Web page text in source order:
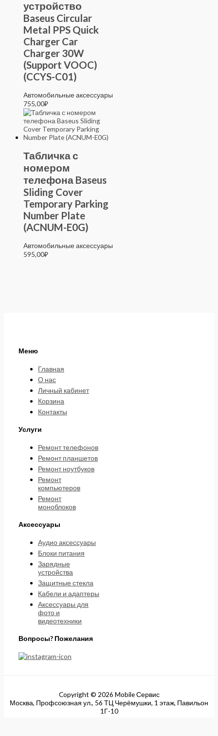
устройство
Baseus Circular
Metal PPS Quick
Charger Car
Charger 30W
(Support VOOC)
(CCYS-C01)
Автомобильные аксессуары
755,00₽
Табличка с
номером
телефона Baseus
Sliding Cover
Temporary Parking
Number Plate
(ACNUM-E0G)
Автомобильные аксессуары
595,00₽
Меню
Главная
О нас
Личный кабинет
Корзина
Контакты
Услуги
Ремонт телефонов
Ремонт планшетов
Ремонт ноутбуков
Ремонт
компьютеров
Ремонт
моноблоков
Аксессуары
Аудио аксессуары
Блоки питания
Зарядные
устройства
Защитные стекла
Кабели и адаптеры
Аксессуары для
фото и
видеотехники
Вопросы? Пожелания
Copyright © 2026 Mobile Сервис
Москва, Профсоюзная ул., 56 ТЦ Черёмушки, 1 этаж, Павильон
1Г-10